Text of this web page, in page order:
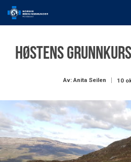
Høstens
Av: Anita Seilen 10